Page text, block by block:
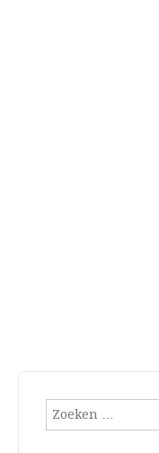
Zoeken